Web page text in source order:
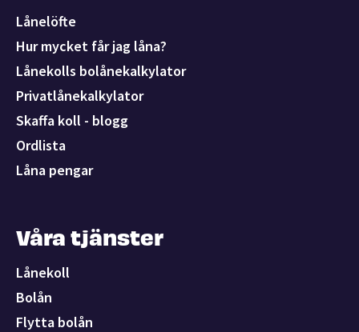
Lånelöfte
Hur mycket får jag låna?
Lånekolls bolånekalkylator
Privatlånekalkylator
Skaffa koll - blogg
Ordlista
Låna pengar
Våra tjänster
Lånekoll
Bolån
Flytta bolån